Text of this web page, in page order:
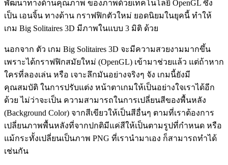
พัฒนาทางด้านคุณภาพ ของภาพด้วยเทคโนโลยี OpenGL ซึ่ง
เป็น เอนจิ้น ทางด้าน กราฟฟิกตัวใหม่ ยอดนิยมในยุคนี้ ทำให้
เกม Big Solitaires 3D มีภาพในแบบ 3 มิติ ด้วย
นอกจาก ตัว เกม Big Solitaires 3D จะมีความสวยงามมากขึ้น
เพราะได้กราฟฟิกสมัยใหม่ (OpenGL) เข้ามาช่วยแล้ว แต่ถ้าหาก
ใครที่ลองเล่น หรือ เจาะลึกมันอย่างจริงๆ จัง เกมนี้ยังมี
คุณสมบัติ ในการปรับแต่ง หน้าตาเกมให้เป็นอย่างใจเราได้อีก
ด้วย ไม่ว่าจะเป็น ความสามารถในการเปลี่ยนสีของพื้นหลัง
(Background Color) จากสีเขียวให้เป็นสีอื่นๆ ตามที่เราต้องการ
เปลี่ยนภาพพื้นหลังที่จากปกติมีแค่สีให้เป็นตามรูปที่กำหนด หรือ
แม้กระทั้งเปลี่ยนเป็นภาพ PNG ที่เรานำมาเอง ก็สามารถทำได้
เช่นกัน